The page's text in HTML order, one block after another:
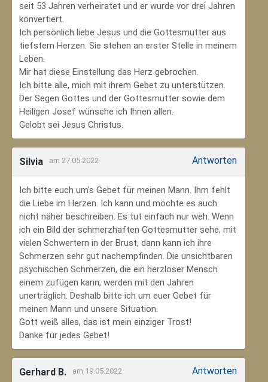
seit 53 Jahren verheiratet und er wurde vor drei Jahren
konvertiert.
Ich persönlich liebe Jesus und die Gottesmutter aus
tiefstem Herzen. Sie stehen an erster Stelle in meinem
Leben.
Mir hat diese Einstellung das Herz gebrochen.
Ich bitte alle, mich mit ihrem Gebet zu unterstützen.
Der Segen Gottes und der Gottesmutter sowie dem
Heiligen Josef wünsche ich Ihnen allen.
Gelobt sei Jesus Christus.
Silvia am 27.05.2022 Antworten
Ich bitte euch um's Gebet für meinen Mann. Ihm fehlt
die Liebe im Herzen. Ich kann und möchte es auch
nicht näher beschreiben. Es tut einfach nur weh. Wenn
ich ein Bild der schmerzhaften Gottesmutter sehe, mit
vielen Schwertern in der Brust, dann kann ich ihre
Schmerzen sehr gut nachempfinden. Die unsichtbaren
psychischen Schmerzen, die ein herzloser Mensch
einem zufügen kann, werden mit den Jahren
unerträglich. Deshalb bitte ich um euer Gebet für
meinen Mann und unsere Situation.
Gott weiß alles, das ist mein einziger Trost!
Danke für jedes Gebet!
Gerhard B. am 19.05.2022 Antworten